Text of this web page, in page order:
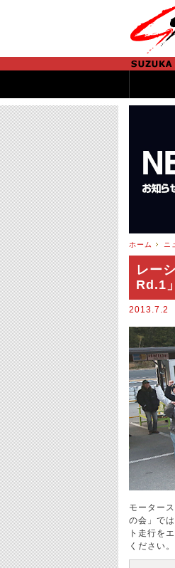
ホーム ニ
レー
Rd.1
2013.7.2
モーター
の会」で
ト走行を
ください